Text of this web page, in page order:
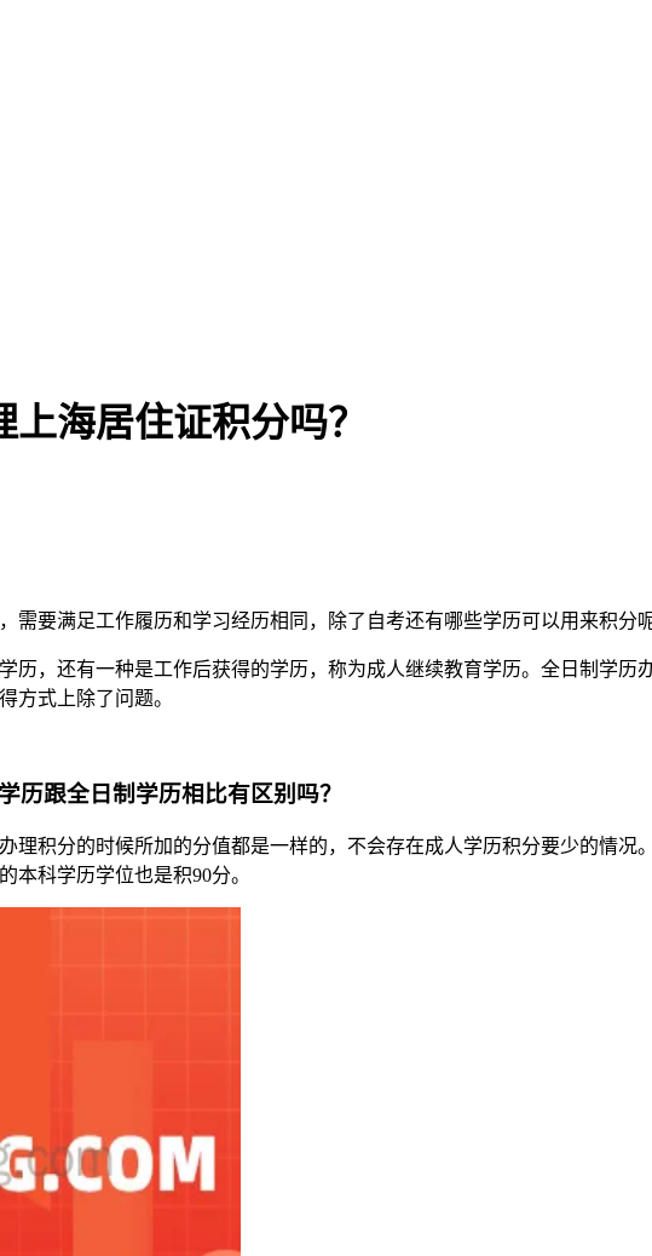
海居住证积分吗？
需要满足工作履历和学习经历相同，除了自考还有哪些学历可以用来积分
历，还有一种是工作后获得的学历，称为成人继续教育学历。全日制学历
方式上除了问题。
历跟全日制学历相比有区别吗？
积分的时候所加的分值都是一样的，不会存在成人学历积分要少的情况。
本科学历学位也是积90分。